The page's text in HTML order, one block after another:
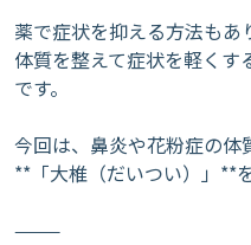
薬で症状を抑える方法もあ
体質を整えて症状を軽くす
です。
今回は、鼻炎や花粉症の体
**「大椎（だいつい）」**
⸻